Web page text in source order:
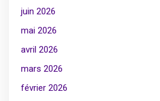
juin 2026
mai 2026
avril 2026
mars 2026
février 2026